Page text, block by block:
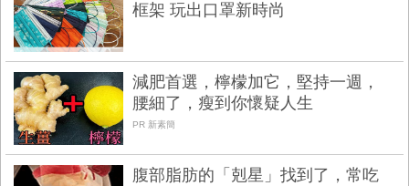
框架 玩出口罩新時尚
減肥首選，檸檬加它，堅持一週，
腰細了，瘦到你懷疑人生
PR 新素簡
腹部脂肪的「剋星」找到了，常吃